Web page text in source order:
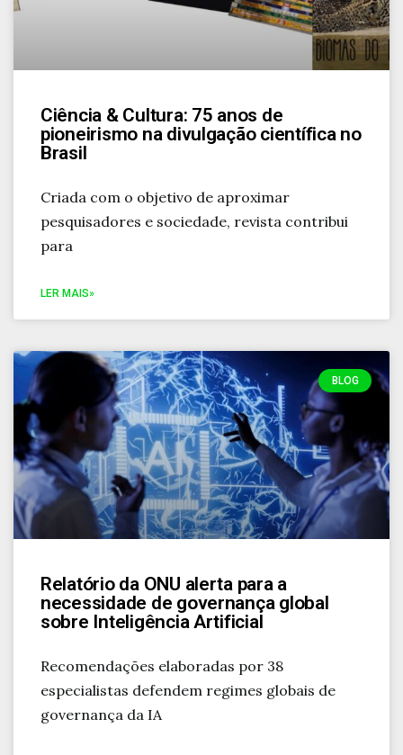
Ciência & Cultura: 75 anos de
pioneirismo na divulgação científica no
Brasil
Criada com o objetivo de aproximar
pesquisadores e sociedade, revista contribui
para
LER MAIS»
BLOG
Relatório da ONU alerta para a
necessidade de governança global
sobre Inteligência Artificial
Recomendações elaboradas por 38
especialistas defendem regimes globais de
governança da IA